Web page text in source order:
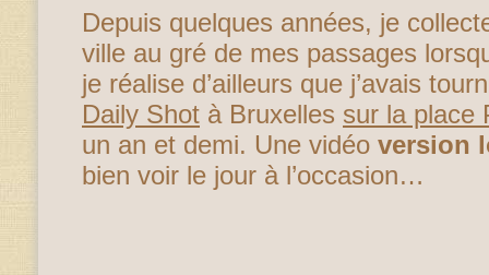
Depuis quelques années, je
ville au gré de mes passages
je réalise d’ailleurs que j’avais
Daily Shot à Bruxelles sur la place
un an et demi. Une vidéo version
bien voir le jour à l’occasion…